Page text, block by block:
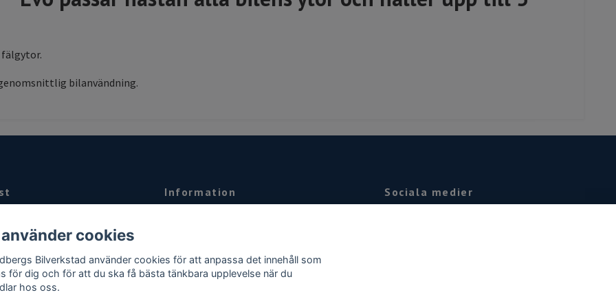
fälgytor.
bilanvändning.
eller ring oss på 08-
Information
Köpvillkor
Sociala medier
cookies
Bilverkstad använder cookies för att anpassa det innehåll som
för dig och för att du ska få bästa tänkbara upplevelse när du
hos oss.